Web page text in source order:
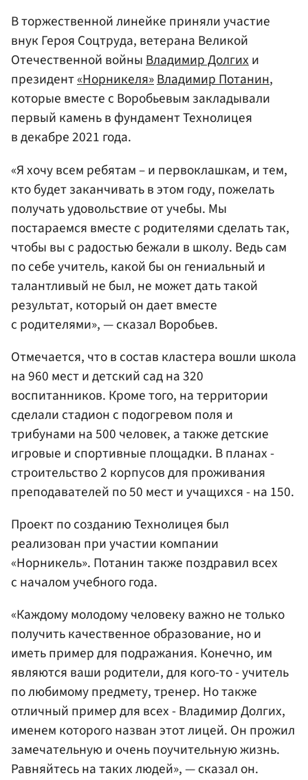
В торжественной линейке приняли участие
внук Героя Соцтруда, ветерана Великой
Отечественной войныВладимир Долгихи
президент«Норникеля»Владимир Потанин,
которые вместе с Воробьевым закладывали
первый камень в фундамент Технолицея
в декабре 2021 года.
«Я хочу всем ребятам – и первоклашкам, и тем,
кто будет заканчивать в этом году, пожелать
получать удовольствие от учебы. Мы
постараемся вместе с родителями сделать так,
чтобы вы с радостью бежали в школу. Ведь сам
по себе учитель, какой бы он гениальный и
талантливый не был, не может дать такой
результат, который он дает вместе
с родителями», — сказал Воробьев.
Отмечается, что в состав кластера вошли школа
на 960 мест и детский сад на 320
воспитанников. Кроме того, на территории
сделали стадион с подогревом поля и
трибунами на 500 человек, а также детские
игровые и спортивные площадки. В планах -
строительство 2 корпусов для проживания
преподавателей по 50 мест и учащихся - на 150.
Проект по созданию Технолицея был
реализован при участии компании
«Норникель». Потанин также поздравил всех
с началом учебного года.
«Каждому молодому человеку важно не только
получить качественное образование, но и
иметь пример для подражания. Конечно, им
являются ваши родители, для кого-то - учитель
по любимому предмету, тренер. Но также
отличный пример для всех - Владимир Долгих,
именем которого назван этот лицей. Он прожил
замечательную и очень поучительную жизнь.
Равняйтесь на таких людей», — сказал он.